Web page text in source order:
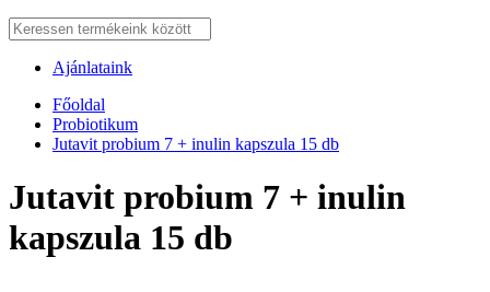
Ajánlataink
Főoldal
Probiotikum
Jutavit probium 7 + inulin kapszula 15 db
Jutavit probium 7 + inulin
kapszula 15 db